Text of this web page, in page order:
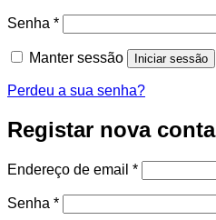
Senha *Obrigatório
Manter sessão Iniciar sessão
Perdeu a sua senha?
Registar nova conta
Endereço de email *Obrigatório
Senha *Obrigatório